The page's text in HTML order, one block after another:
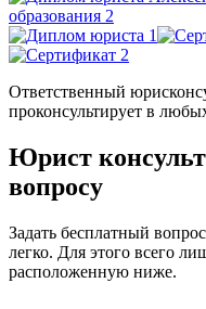
Ответственный
проконсультирует в
Юрист
вопросу
Задать бесплатный
легко. Для этого всего
расположенную ниже.